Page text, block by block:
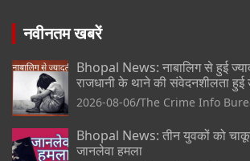
नवीनतम खबरें
Bhopal News: नाबालिग से हुई
राजधानी के थाने की संवेदनशीलता हुई
2026-08-06 The Crime Info
Bhopal News: तीन युवकों को चाकू
जानलेवा हमला